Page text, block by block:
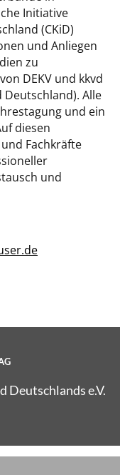
Initiative
(CKiD)
und Anliegen
zu
DEKV und kkvd
Alle
und ein
diesen
Fachkräfte
und
Deutschlands e.V.